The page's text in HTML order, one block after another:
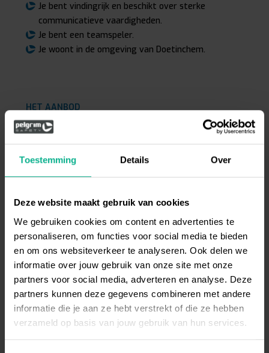
Toestemming Details Over
Deze website maakt gebruik van cookies
We gebruiken cookies om content en advertenties te
personaliseren, om functies voor social media te bieden
en om ons websiteverkeer te analyseren. Ook delen we
informatie over jouw gebruik van onze site met onze
partners voor social media, adverteren en analyse. Deze
partners kunnen deze gegevens combineren met andere
informatie die je aan ze hebt verstrekt of die ze hebben
verzameld op basis van jouw gebruik van hun services.
Je bent vindingrijk en beschikt over sterke
communicatieve vaardigheden.
Je bent een teamspeler.
Je woont in de omgeving van Doetinchem.
HET AANBOD
We zoeken een fulltime kracht voor de lange termijn.
Binnen Pelgrim Safety heerst een goede sfeer.
hebben wij een inwerktraject en een (interne en
externe) opleiding. Je rijdt in je eigen bedrijfsbus en
inrichting is een verlengstuk van je rechterhanden!
Wat ga je bij ons verdienen? De salarismogelijkheden
zijn gunstig en hangen af van jouw niveau. Daarbij
spelen zowel jouw mogelijkheden, ervaring en
opleiding een rol. Jij wordt goed beloond voor wat jij
kan.